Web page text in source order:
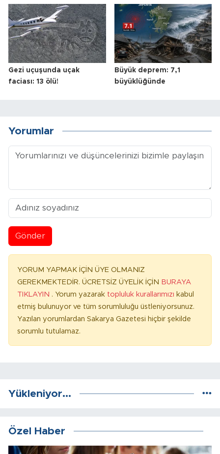
Gezi uçuşunda uçak
faciası: 13 ölü!
Büyük deprem: 7,1
büyüklüğünde
Yorumlar
Gönder
YORUM YAPMAK İÇİN ÜYE OLMANIZ
GEREKMEKTEDİR. ÜCRETSİZ ÜYELİK İÇİN BURAYA
TIKLAYIN . Yorum yazarak topluluk kurallarımızı kabul
etmiş bulunuyor ve tüm sorumluluğu üstleniyorsunuz.
Yazılan yorumlardan Sakarya Gazetesi hiçbir şekilde
sorumlu tutulamaz.
Yükleniyor...
Özel Haber